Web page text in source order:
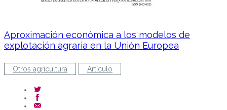
Aproximación económica a los modelos de
explotación agraria en la Unión Europea
Otros agricultura Artículo